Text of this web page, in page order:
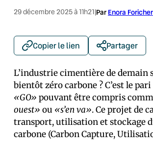
29 décembre 2025 à 11h21|Par Enora Foricher
Copier le lien Partager
L’industrie cimentière de demain
bientôt zéro carbone ? C’est le pari
«GO» pouvant être compris
ouest» ou «s’en va». Ce projet de
transport, utilisation et stockage
carbone (Carbon Capture,